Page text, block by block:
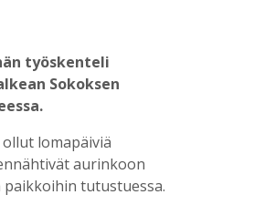
työskenteli
Sokoksen
lomapäiviä
aurinkoon
paikkoihin tutustuessa.